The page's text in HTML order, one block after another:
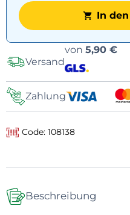
In
Versand
von 5,90 €
Zahlung
Code: 108138
Beschreibung